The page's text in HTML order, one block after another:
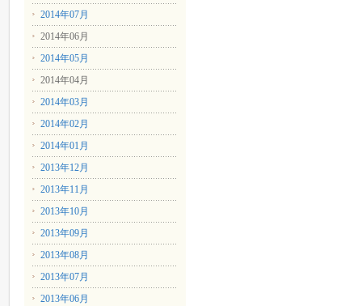
2014年07月
2014年06月
2014年05月
2014年04月
2014年03月
2014年02月
2014年01月
2013年12月
2013年11月
2013年10月
2013年09月
2013年08月
2013年07月
2013年06月